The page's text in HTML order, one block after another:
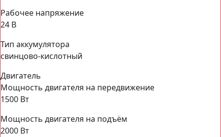
Рабочее напряжение
24 В
Тип аккумулятора
свинцово-кислотный
Двигатель
Мощность двигателя на передвижение
1500 Вт
Мощность двигателя на подъём
2000 Вт